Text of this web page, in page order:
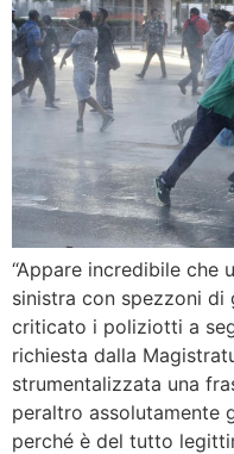
“Appare incredibile che
sinistra con spezzoni di
criticato i poliziotti a
richiesta dalla
strumentalizzata una
peraltro assolutamente
perché è del tutto